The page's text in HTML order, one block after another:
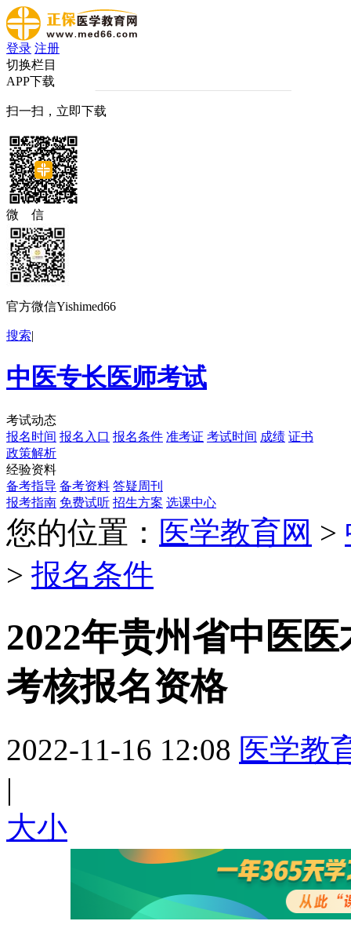
登录 注册
切换栏目
APP下载
扫一扫，立即下载
微 信
官方微信Yishimed66
搜索|
中医专长医师考试
考试动态
报名时间 报名入口 报名条件 准考证 考试时间 成绩 证书
政策解析
经验资料
备考指导 备考资料 答疑周刊
报考指南 免费试听 招生方案 选课中心
您的位置： 医学教育网 >
> 报名条件
2022年贵州省中医
考核报名资格
2022-11-16 12:08 医学教
|
大小